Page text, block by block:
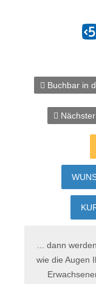
Buchbar in
... dann
wie die Augen